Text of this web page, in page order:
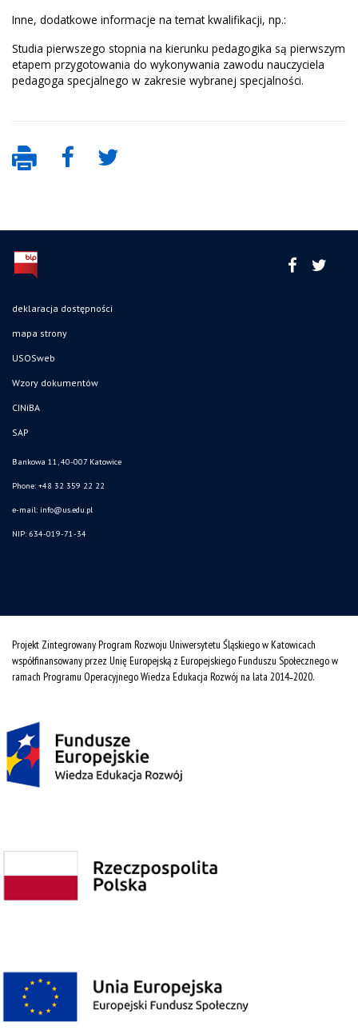
Inne, dodatkowe informacje na temat kwalifikacji, np.:
Studia pierwszego stopnia na kierunku pedagogika są pierwszym
etapem przygotowania do wykonywania zawodu nauczyciela
pedagoga specjalnego w zakresie wybranej specjalności.
deklaracja dostępności
mapa strony
USOSweb
Wzory dokumentów
CINiBA
SAP
Bankowa 11, 40-007 Katowice
Phone: +48 32 359 22 22
e-mail: info@us.edu.pl
NIP: 634-019-71-34
Projekt Zintegrowany Program Rozwoju Uniwersytetu Śląskiego w Katowicach
współfinansowany przez Unię Europejską z Europejskiego Funduszu Społecznego w
ramach Programu Operacyjnego Wiedza Edukacja Rozwój na lata 2014˗2020.